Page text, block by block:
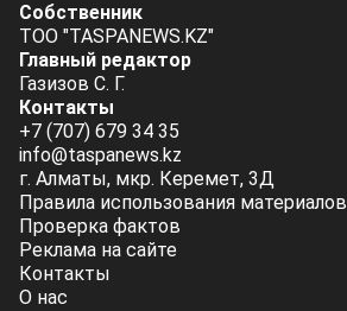
Собственник
ТОО "TASPANEWS.KZ"
Главный редактор
Газизов С. Г.
Контакты
+7 (707) 679 34 35
info@taspanews.kz
г. Алматы, мкр. Керемет, 3Д
Правила использования материалов
Проверка фактов
Реклама на сайте
Контакты
О нас